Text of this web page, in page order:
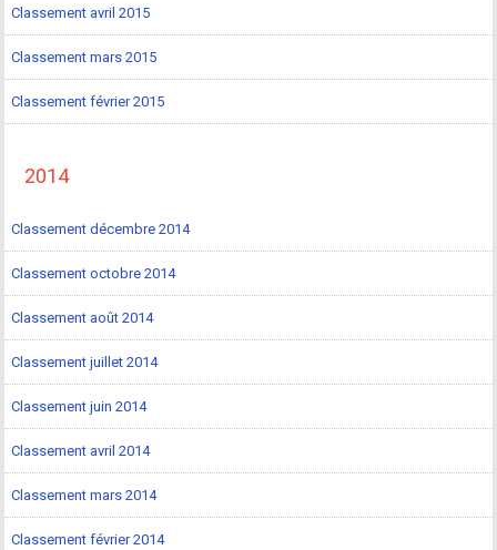
Classement avril 2015
Classement mars 2015
Classement février 2015
2014
Classement décembre 2014
Classement octobre 2014
Classement août 2014
Classement juillet 2014
Classement juin 2014
Classement avril 2014
Classement mars 2014
Classement février 2014